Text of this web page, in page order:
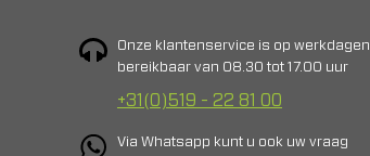
Onze klantenservice is op werkdagen
bereikbaar van 08.30 tot 17.00 uur
+31(0)519 - 22 81 00
Via Whatsapp kunt u ook uw vraag